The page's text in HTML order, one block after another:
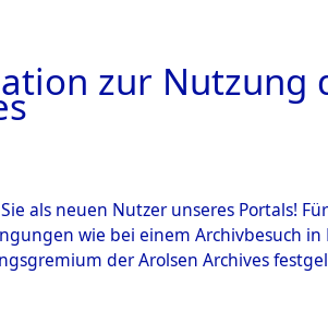
zur Nutzung
als neuen Nutzer unseres Portals!
wie bei einem Archivbesuch
der Arolsen Archives